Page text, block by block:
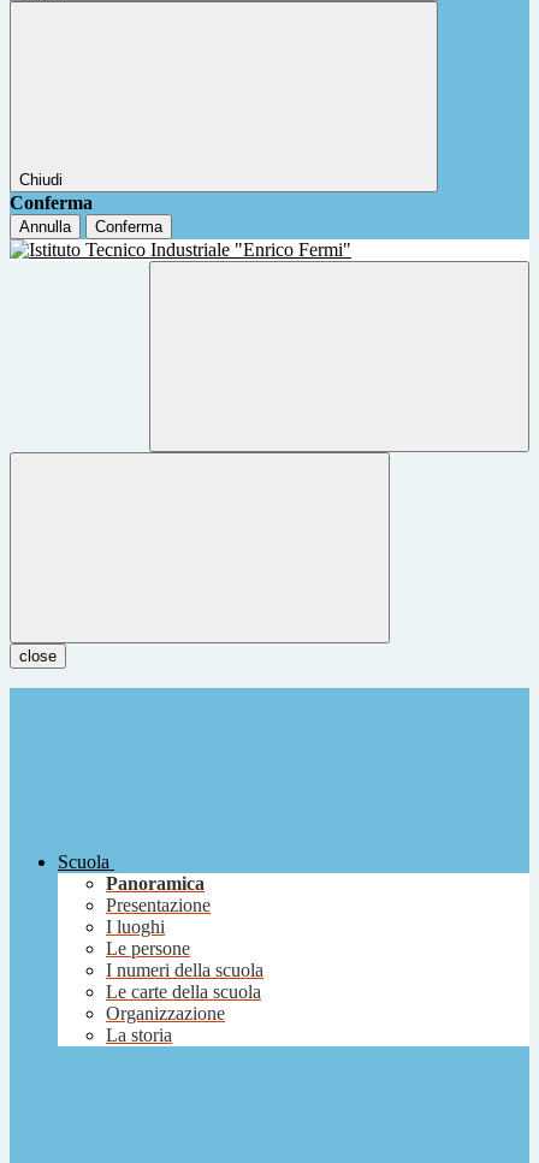
Chiudi
Conferma
Annulla Conferma
close
Scuola
Panoramica
Presentazione
I luoghi
Le persone
I numeri della scuola
Le carte della scuola
Organizzazione
La storia